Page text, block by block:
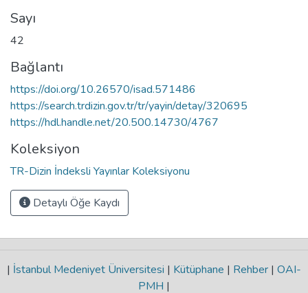
Sayı
42
Bağlantı
https://doi.org/10.26570/isad.571486
https://search.trdizin.gov.tr/tr/yayin/detay/320695
https://hdl.handle.net/20.500.14730/4767
Koleksiyon
TR-Dizin İndeksli Yayınlar Koleksiyonu
Detaylı Öğe Kaydı
| İstanbul Medeniyet Üniversitesi | Kütüphane | Rehber | OAI-
PMH |